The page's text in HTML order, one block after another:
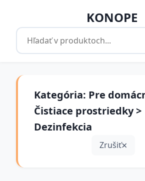
KONOPE
Kategória: Pre
Čistiace prostriedky >
Dezinfekcia
Zrušiť